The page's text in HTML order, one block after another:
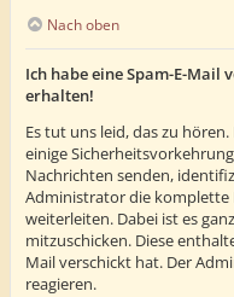
Nach oben
Ich habe eine Spam-E-Mail
erhalten!
Es tut uns leid, das zu
einige
Nachrichten senden,
Administrator die komplette
weiterleiten. Dabei ist es
mitzuschicken. Diese
Mail verschickt hat. Der
reagieren.